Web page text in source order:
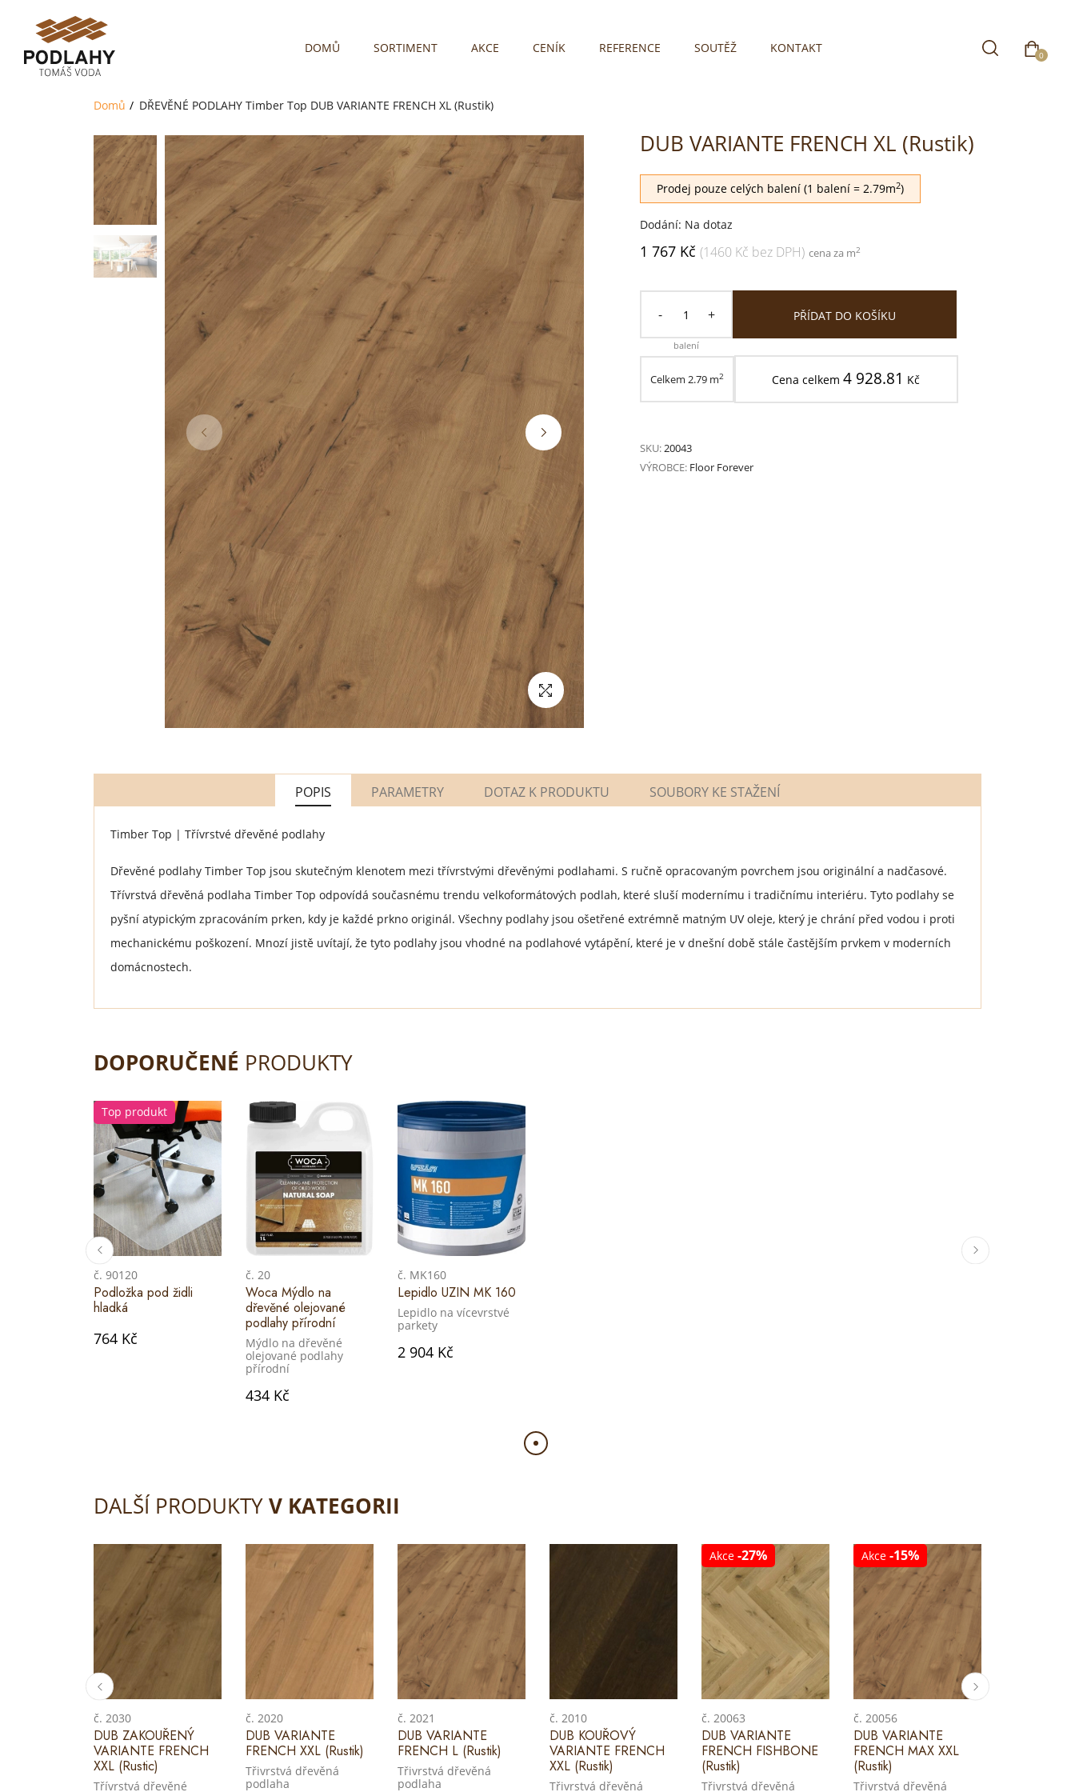
DOMŮ SORTIMENT AKCE CENÍK REFERENCE SOUTĚŽ KONTAKT 0
Domů DŘEVĚNÉ PODLAHY Timber Top DUB VARIANTE FRENCH XL (Rustik)
DUB VARIANTE FRENCH XL (Rustik)
Prodej pouze celých balení (1 balení = 2.79m2)
Dodání: Na dotaz
1 767 Kč (1460 Kč bez DPH) cena za m2
- +
balení
PŘÍDAT DO KOŠÍKU
Celkem 2.79m2 Cena celkem 4 928.81 Kč
SKU:20043
VÝROBCE: Floor Forever
POPIS PARAMETRY DOTAZ K PRODUKTU SOUBORY KE STAŽENÍ
Timber Top | Třívrstvé dřevěné podlahy
Dřevěné podlahy Timber Top jsou skutečným klenotem mezi třívrstvými dřevěnými podlahami. S ručně opracovaným povrchem jsou originální a nadčasové.
Třívrstvá dřevěná podlaha Timber Top odpovídá současnému trendu velkoformátových podlah, které sluší modernímu i tradičnímu interiéru. Tyto podlahy se
pyšní atypickým zpracováním prken, kdy je každé prkno originál. Všechny podlahy jsou ošetřené extrémně matným UV oleje, který je chrání před vodou i proti
mechanickému poškození. Mnozí jistě uvítají, že tyto podlahy jsou vhodné na podlahové vytápění, které je v dnešní době stále častějším prvkem v moderních
domácnostech.
DOPORUČENÉ PRODUKTY
Top produkt
č. 90120
Podložka pod židli
hladká
764 Kč
č. 20
Woca Mýdlo na
dřevěné olejované
podlahy přírodní
Mýdlo na dřevěné
olejované podlahy
přírodní
434 Kč
č. MK160
Lepidlo UZIN MK 160
Lepidlo na vícevrstvé
parkety
2 904 Kč
DALŠÍ PRODUKTYV KATEGORII
č. 2030
DUB ZAKOUŘENÝ
VARIANTE FRENCH
XXL (Rustic)
Třívrstvá dřevěné
č. 2020
DUB VARIANTE
FRENCH XXL (Rustik)
Třivrstvá dřevěná
podlaha
č. 2021
DUB VARIANTE
FRENCH L (Rustik)
Třivrstvá dřevěná
podlaha
č. 2010
DUB KOUŘOVÝ
VARIANTE FRENCH
XXL (Rustik)
Třivrstvá dřevěná
Akce -27%
č. 20063
DUB VARIANTE
FRENCH FISHBONE
(Rustik)
Třivrstvá dřevěná
Akce -15%
č. 20056
DUB VARIANTE
FRENCH MAX XXL
(Rustik)
Třivrstvá dřevěná